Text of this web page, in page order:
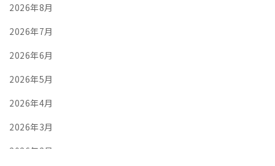
2026年8月
2026年7月
2026年6月
2026年5月
2026年4月
2026年3月
2026年2月